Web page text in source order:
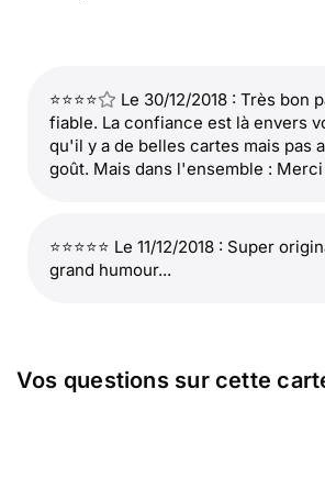
⭐⭐⭐⭐
Le 30/12/2018 : Très bon
fiable. La confiance est là envers
qu'il y a de belles cartes mais pas
goût. Mais dans l'ensemble :
⭐⭐⭐⭐⭐ Le 11/12/2018 : Super
grand humour...
Vos questions sur cette